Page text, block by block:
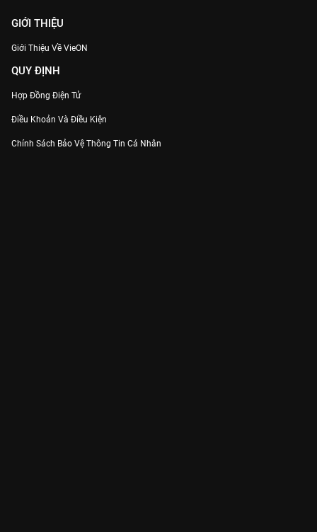
GIỚI THIỆU
Giới Thiệu Về VieON
QUY ĐỊNH
Hợp Đồng Điện Tử
Điều Khoản Và Điều Kiện
Chính Sách Bảo Vệ Thông Tin Cá Nhân